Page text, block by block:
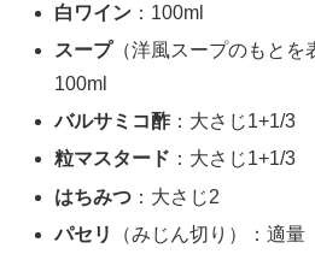
白ワイン ：100ml
スープ（洋風スープのもとを
100ml
バルサミコ酢：大さじ1+1/3
粒マスタード ：大さじ1+1/3
はちみつ ：大さじ2
パセリ
（みじん切り）：適量